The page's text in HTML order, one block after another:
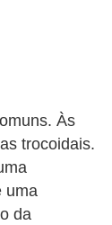
Às
trocoidais.
uma
da